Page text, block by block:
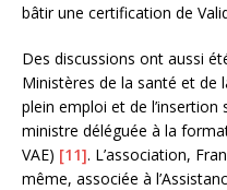
bâtir une certification de
Des discussions ont aussi
Ministères de la santé et de
plein emploi et de
ministre déléguée à la
VAE) [11]. L’association,
même, associée à